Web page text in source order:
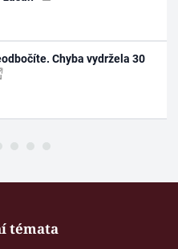
Chyba vydržela 30
témata